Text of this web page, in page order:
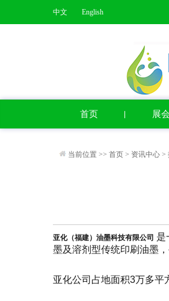
中文 English
首页 展
当前位置 >> 首页 > 资讯中心 >
亚化（福建）油墨科技有限公司 是
墨及溶剂型传统印刷油墨，
亚化公司占地面积3万多平